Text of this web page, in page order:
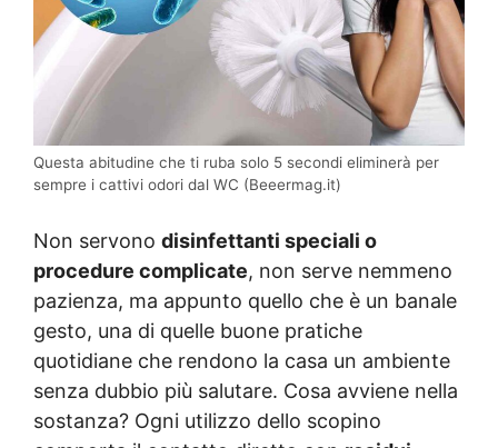
Questa abitudine che ti ruba solo 5 secondi eliminerà per
sempre i cattivi odori dal WC (Beeermag.it)
Non servono disinfettanti speciali o
procedure complicate, non serve nemmeno
pazienza, ma appunto quello che è un banale
gesto, una di quelle buone pratiche
quotidiane che rendono la casa un ambiente
senza dubbio più salutare. Cosa avviene nella
sostanza? Ogni utilizzo dello scopino